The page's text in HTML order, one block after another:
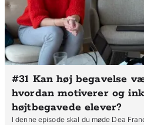
#31 Kan høj begavelse
hvordan motiverer og
højtbegavede elever?
I denne episode skal du møde Dea